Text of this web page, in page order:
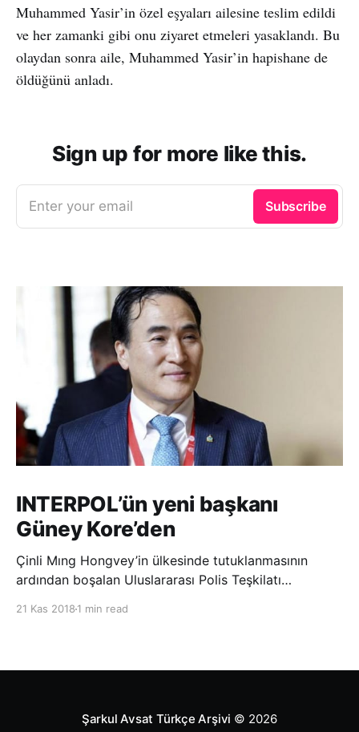
Muhammed Yasir’in özel eşyaları ailesine teslim edildi
ve her zamanki gibi onu ziyaret etmeleri yasaklandı. Bu
olaydan sonra aile, Muhammed Yasir’in hapishane de
öldüğünü anladı.
Sign up for more like this.
Enter your email Subscribe
INTERPOL’ün yeni başkanı
Güney Kore’den
Çinli Mıng Hongvey’in ülkesinde tutuklanmasının
ardından boşalan Uluslararası Polis Teşkilatı
21 Kas 2018 1 min read
Şarkul Avsat Türkçe Arşivi © 2026